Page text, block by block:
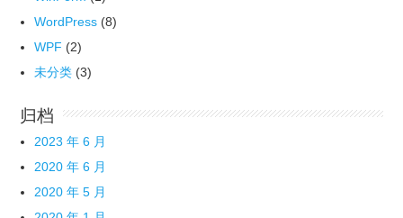
WordPress (8)
WPF (2)
未分类 (3)
归档
2023 年 6 月
2020 年 6 月
2020 年 5 月